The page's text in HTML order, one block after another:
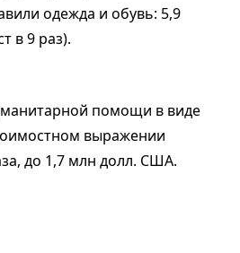
одежда и обувь: 5,9
в 9 раз).
помощи в виде
выражении
до 1,7 млн долл. США.